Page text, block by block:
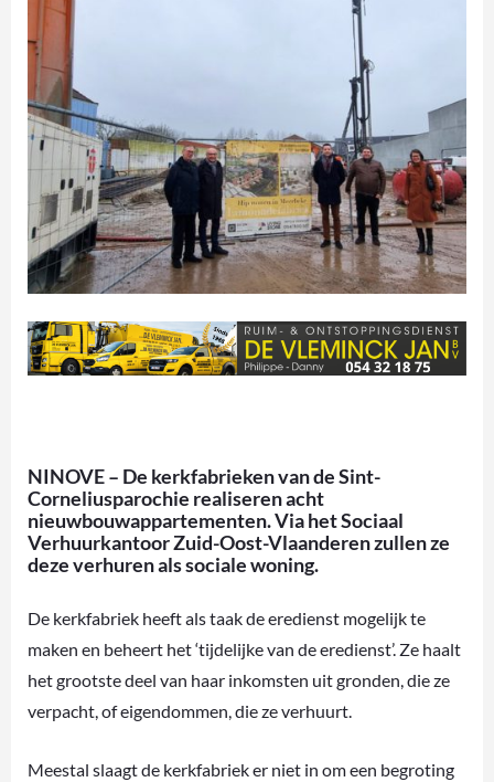
NINOVE – De kerkfabrieken van de Sint-
Corneliusparochie realiseren acht
nieuwbouwappartementen. Via het Sociaal
Verhuurkantoor Zuid-Oost-Vlaanderen zullen ze
deze verhuren als sociale woning.
De kerkfabriek heeft als taak de eredienst mogelijk te
maken en beheert het ‘tijdelijke van de eredienst’. Ze haalt
het grootste deel van haar inkomsten uit gronden, die ze
verpacht, of eigendommen, die ze verhuurt.
Meestal slaagt de kerkfabriek er niet in om een begroting